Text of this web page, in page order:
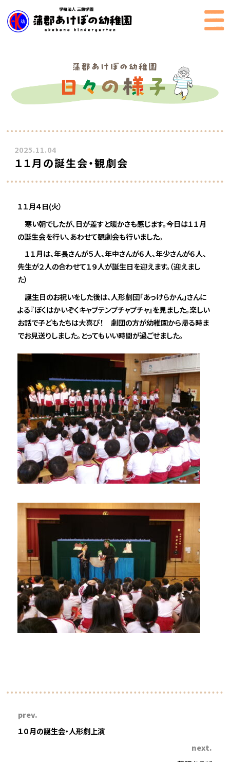
2025.11.04
１１月の誕生会・観劇会
１１月４日(火）
寒い朝でしたが、日が差すと暖かさも感じます。今日は１１月
の誕生会を行い、あわせて観劇会も行いました。
１１月は、年長さんが５人、年中さんが６人、年少さんが６人、
先生が２人の合わせて１９人が誕生日を迎えます。（迎えまし
た）
誕生日のお祝いをした後は、人形劇団「あっけらかん」さんに
よる『ぼくはかいぞくキャプテンプチャプチャ』を見ました。楽しい
お話で子どもたちは大喜び！ 劇団の方が幼稚園から帰る時ま
でお見送りしました。とってもいい時間が過ごせました。
prev.
１０月の誕生会・人形劇上演
next.